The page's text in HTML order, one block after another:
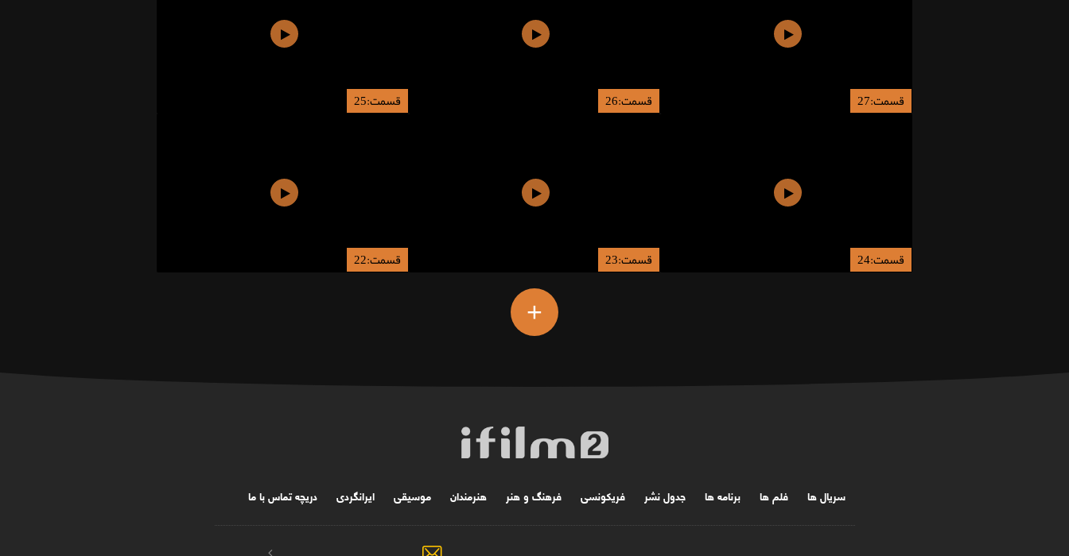
قسمت:27 قسمت:26 قسمت:25
قسمت:24 قسمت:23 قسمت:22
+
سریال ها فلم ها برنامه ها جدول نشر فریکونسی فرهنگ و هنر هنرمندان موسیقی ایرانگردی دریچه تماس با ما